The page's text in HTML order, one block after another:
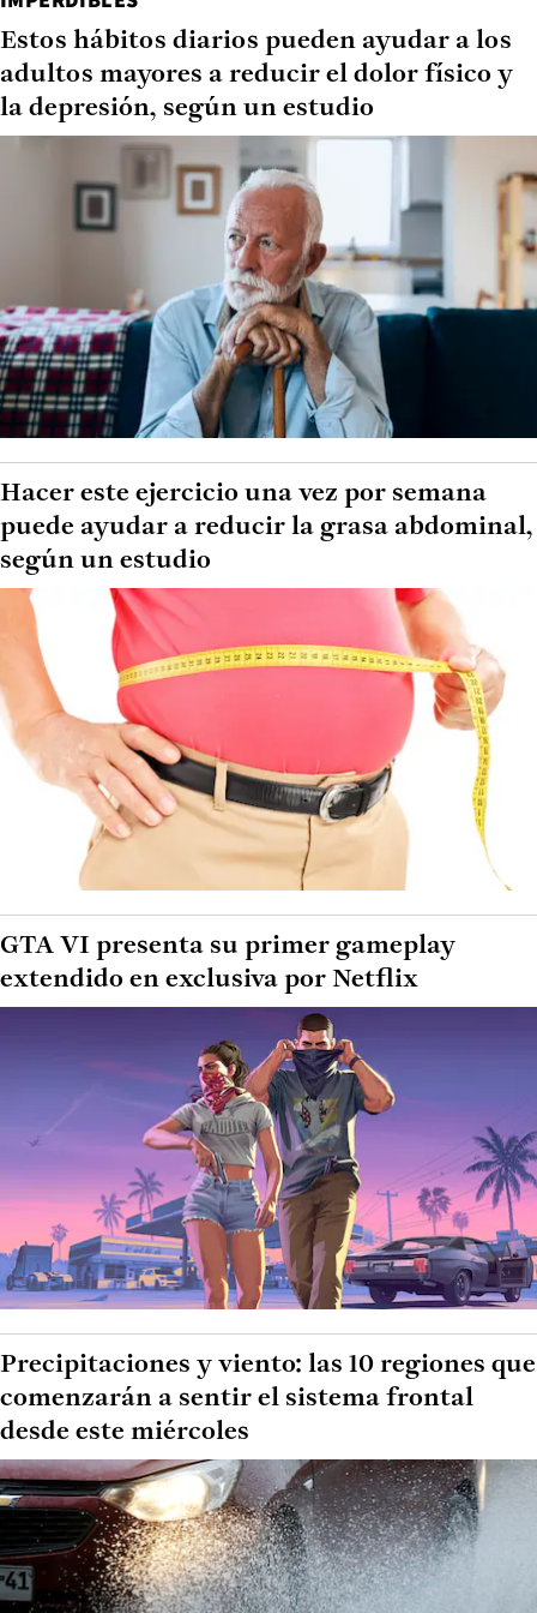
Estos hábitos diarios pueden ayudar a los
adultos mayores a reducir el dolor físico y
la depresión, según un estudio
Hacer este ejercicio una vez por semana
puede ayudar a reducir la grasa abdominal,
según un estudio
GTA VI presenta su primer gameplay
extendido en exclusiva por Netflix
Precipitaciones y viento: las 10 regiones que
comenzarán a sentir el sistema frontal
desde este miércoles